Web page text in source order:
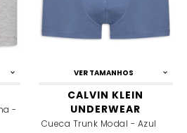
-
VER TAMANHOS
CALVIN KLEIN
UNDERWEAR
Cueca Trunk Modal - Azul